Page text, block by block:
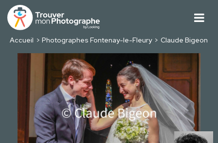
Accueil Photographes Fontenay-le-Fleury Claude Bigeon